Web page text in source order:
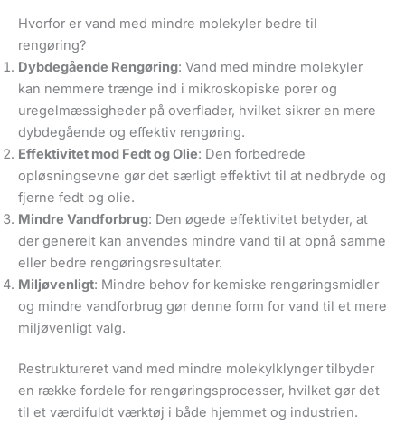
Hvorfor er vand med mindre molekyler bedre til
rengøring?
Dybdegående Rengøring: Vand med mindre molekyler
kan nemmere trænge ind i mikroskopiske porer og
uregelmæssigheder på overflader, hvilket sikrer en mere
dybdegående og effektiv rengøring.
Effektivitet mod Fedt og Olie: Den forbedrede
opløsningsevne gør det særligt effektivt til at nedbryde og
fjerne fedt og olie.
Mindre Vandforbrug: Den øgede effektivitet betyder, at
der generelt kan anvendes mindre vand til at opnå samme
eller bedre rengøringsresultater.
Miljøvenligt: Mindre behov for kemiske rengøringsmidler
og mindre vandforbrug gør denne form for vand til et mere
miljøvenligt valg.
Restruktureret vand med mindre molekylklynger tilbyder
en række fordele for rengøringsprocesser, hvilket gør det
til et værdifuldt værktøj i både hjemmet og industrien.